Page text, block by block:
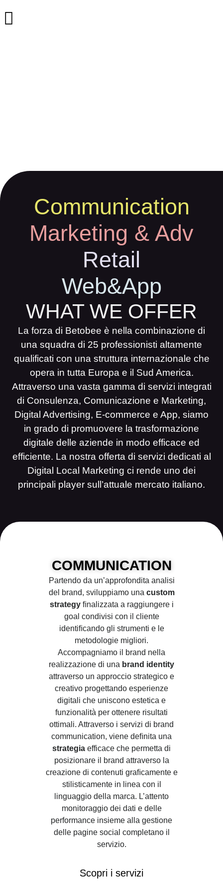
Communication
Marketing & Adv
Retail
Web&App
WHAT WE OFFER
La forza di Betobee è nella combinazione di
una squadra di 25 professionisti altamente
qualificati con una struttura internazionale che
opera in tutta Europa e il Sud America.
Attraverso una vasta gamma di servizi integrati
di Consulenza, Comunicazione e Marketing,
Digital Advertising, E-commerce e App, siamo
in grado di promuovere la trasformazione
digitale delle aziende in modo efficace ed
efficiente. La nostra offerta di servizi dedicati al
Digital Local Marketing ci rende uno dei
principali player sull’attuale mercato italiano.
COMMUNICATION
Partendo da un’approfondita analisi
del brand, sviluppiamo una custom
strategy ﬁnalizzata a raggiungere i
goal condivisi con il cliente
identiﬁcando gli strumenti e le
metodologie migliori.
Accompagniamo il brand nella
realizzazione di una brand identity
attraverso un approccio strategico e
creativo progettando esperienze
digitali che uniscono estetica e
funzionalità per ottenere risultati
ottimali. Attraverso i servizi di brand
communication, viene deﬁnita una
strategia efficace che permetta di
posizionare il brand attraverso la
creazione di contenuti graﬁcamente e
stilisticamente in linea con il
linguaggio della marca. L’attento
monitoraggio dei dati e delle
performance insieme alla gestione
delle pagine social completano il
servizio.
Scopri i servizi